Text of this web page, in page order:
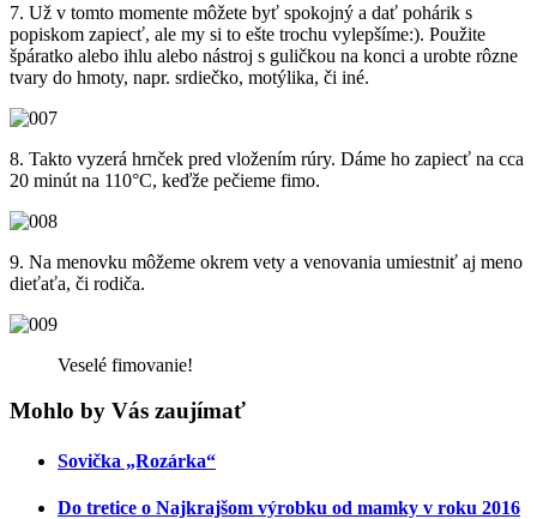
7. Už v tomto momente môžete byť spokojný a dať pohárik s
popiskom zapiecť, ale my si to ešte trochu vylepšíme:). Použite
špáratko alebo ihlu alebo nástroj s guličkou na konci a urobte rôzne
tvary do hmoty, napr. srdiečko, motýlika, či iné.
8. Takto vyzerá hrnček pred vložením rúry. Dáme ho zapiecť na cca
20 minút na 110°C, keďže pečieme fimo.
9. Na menovku môžeme okrem vety a venovania umiestniť aj meno
dieťaťa, či rodiča.
Veselé fimovanie!
Mohlo by Vás zaujímať
Sovička „Rozárka“
Do tretice o Najkrajšom výrobku od mamky v roku 2016